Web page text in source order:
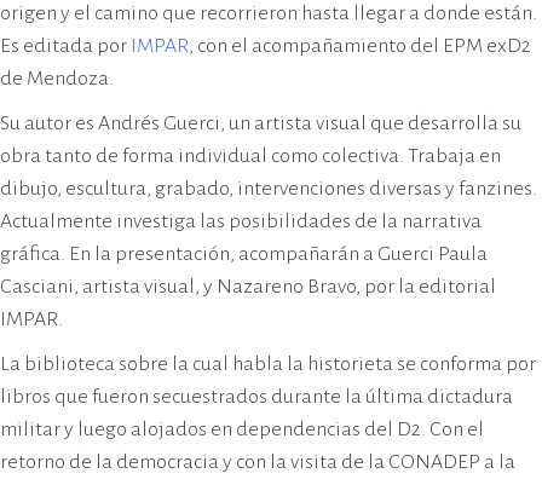
origen y el camino que recorrieron hasta llegar a donde están.
Es editada por IMPAR, con el acompañamiento del EPM exD2
de Mendoza.
Su autor es Andrés Guerci, un artista visual que desarrolla su
obra tanto de forma individual como colectiva. Trabaja en
dibujo, escultura, grabado, intervenciones diversas y fanzines.
Actualmente investiga las posibilidades de la narrativa
gráfica. En la presentación, acompañarán a Guerci Paula
Casciani, artista visual, y Nazareno Bravo, por la editorial
IMPAR.
La biblioteca sobre la cual habla la historieta se conforma por
libros que fueron secuestrados durante la última dictadura
militar y luego alojados en dependencias del D2. Con el
retorno de la democracia y con la visita de la CONADEP a la